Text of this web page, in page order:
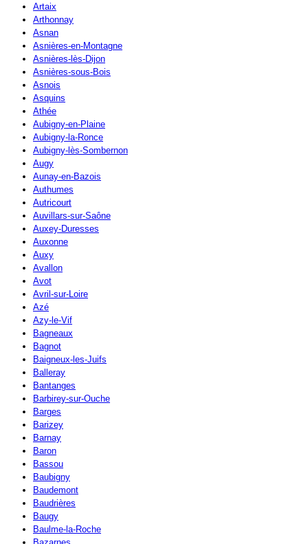
Artaix
Arthonnay
Asnan
Asnières-en-Montagne
Asnières-lès-Dijon
Asnières-sous-Bois
Asnois
Asquins
Athée
Aubigny-en-Plaine
Aubigny-la-Ronce
Aubigny-lès-Sombernon
Augy
Aunay-en-Bazois
Authumes
Autricourt
Auvillars-sur-Saône
Auxey-Duresses
Auxonne
Auxy
Avallon
Avot
Avril-sur-Loire
Azé
Azy-le-Vif
Bagneaux
Bagnot
Baigneux-les-Juifs
Balleray
Bantanges
Barbirey-sur-Ouche
Barges
Barizey
Barnay
Baron
Bassou
Baubigny
Baudemont
Baudrières
Baugy
Baulme-la-Roche